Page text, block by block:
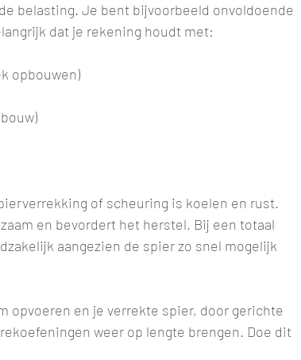
belasting. Je bent bijvoorbeeld onvoldoende
dat je rekening houdt met:
opbouwen)
of scheuring is koelen en rust.
en bevordert het herstel. Bij een totaal
aangezien de spier zo snel mogelijk
opvoeren en je verrekte spier, door gerichte
weer op lengte brengen. Doe dit